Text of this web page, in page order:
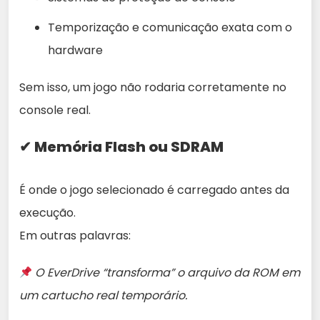
Temporização e comunicação exata com o
hardware
Sem isso, um jogo não rodaria corretamente no
console real.
✔ Memória Flash ou SDRAM
É onde o jogo selecionado é carregado antes da
execução.
Em outras palavras:
O EverDrive “transforma” o arquivo da ROM em
um cartucho real temporário.